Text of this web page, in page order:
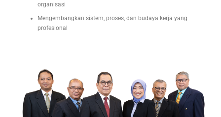
organisasi
Mengembangkan sistem, proses, dan budaya kerja yang
profesional